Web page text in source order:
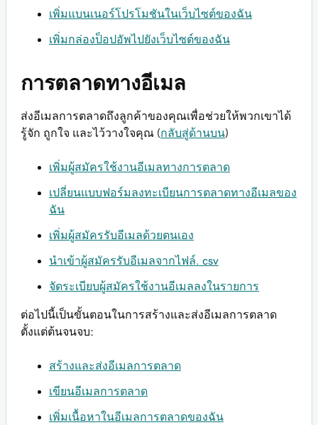
เพิ่มแบนเนอร์โปรโมชันในเว็บไซต์ของฉัน
เพิ่มกล่องป็อปอัพไปยังเว็บไซต์ของฉัน
การตลาดทางอีเมล
ส่งอีเมลการตลาดถึงลูกค้าของคุณเพื่อช่วยให้พวกเขาได้
รู้จัก ถูกใจ และไว้วางใจคุณ (กลับสู่ด้านบน)
เพิ่มผู้สมัครใช้งานอีเมลทางการตลาด
เปลี่ยนแบบฟอร์มลงทะเบียนการตลาดทางอีเมลของ
ฉัน
เพิ่มผู้สมัครรับอีเมลด้วยตนเอง
นำเข้าผู้สมัครรับอีเมลจากไฟล์. csv
จัดระเบียบผู้สมัครใช้งานอีเมลลงในรายการ
ต่อไปนี้เป็นขั้นตอนในการสร้างและส่งอีเมลการตลาด
ตั้งแต่ต้นจนจบ:
สร้างและส่งอีเมลการตลาด
เขียนอีเมลการตลาด
เพิ่มเนื้อหาในอีเมลการตลาดของฉัน